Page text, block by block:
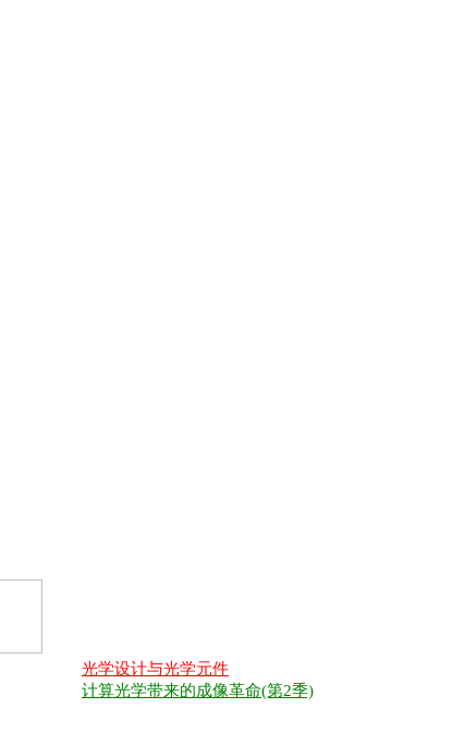
光学设计与光学元件
计算光学带来的成像革命(第2季)